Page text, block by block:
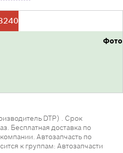
Фото
DTP) . Срок
Бесплатная доставка по
Автозапчасть по
к группам: Автозапчасти